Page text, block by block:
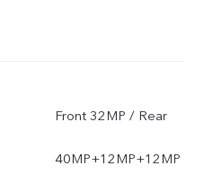
Front 32MP / Rear
40MP+12MP+12MP